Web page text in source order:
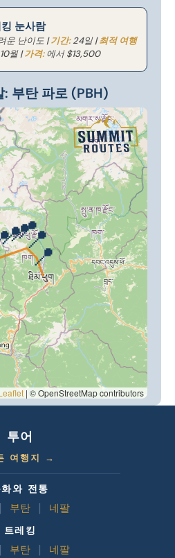
눈사람
운 난이도 |기간:24일 |최적 여행
월 |가격:에서 $13,500
: 부탄 파로 (PBH)
📍
📍
📍
📍
| © OpenStreetMap contributors
투어
여행지 →
화와 전통
부탄 네팔
트레킹
부탄 네팔